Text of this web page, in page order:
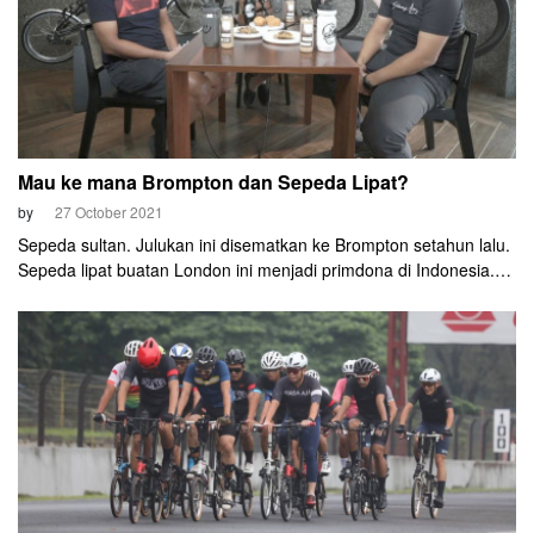
Mau ke mana Brompton dan Sepeda Lipat?
by 27 October 2021
Sepeda sultan. Julukan ini disematkan ke Brompton setahun lalu.
Sepeda lipat buatan London ini menjadi primdona di Indonesia.
normal.